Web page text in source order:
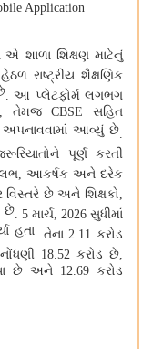
શાળા શિક્ષણ માટેનું
રાષ્ટ્રીય શૈક્ષણિક
.આ પ્લેટફોર્મ લગભગ
તેમજ CBSE સહિત
અપનાવવામાં આવ્યું છે.
પૂર્ણ કરતી
આકર્ષક અને દરેક
વિસ્તરે છે અને શિક્ષકો,
છે. 5 માર્ચ, 2026 સુધીમાં
હતા. તેના 2.11 કરોડ
18.52 કરોડ છે,
છે અને 12.69 કરોડ